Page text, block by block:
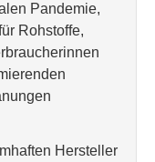
Pandemie,
Rohstoffe,
Hersteller